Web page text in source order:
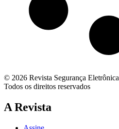
© 2026 Revista Segurança Eletrônica
Todos os direitos reservados
A Revista